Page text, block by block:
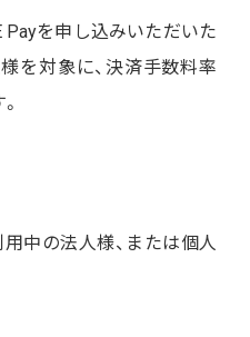
を申し込みいただいた
を対象に、決済手数料率
中の法人様、または個人